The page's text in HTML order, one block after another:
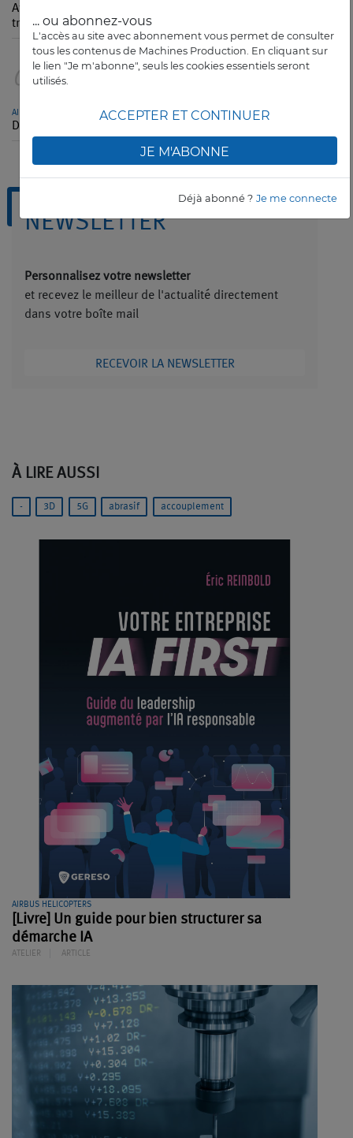
... ou abonnez-vous
L'accès au site avec abonnement vous permet de consulter
tous les contenus de Machines Production. En cliquant sur
le lien "Je m'abonne", seuls les cookies essentiels seront
utilisés.
ACCEPTER ET CONTINUER
JE M'ABONNE
Déjà abonné ? Je me connecte
Atelier connecté : comment collecter, centraliser et
transmettre efficacement les données
05
AIRBUS HELICOPTERS
Des réservistes d’Airbus défileront le 14-Juillet à Paris
NEWSLETTER
Personnalisez votre newsletter
et recevez le meilleur de l'actualité directement
dans votre boîte mail
RECEVOIR LA NEWSLETTER
À LIRE AUSSI
- 3D 5G abrasif accouplement
AIRBUS HELICOPTERS
[Livre] Un guide pour bien structurer sa
démarche IA
ATELIER ARTICLE